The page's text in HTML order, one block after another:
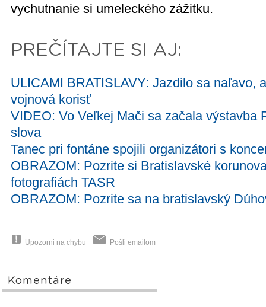
vychutnanie si umeleckého zážitku.
PREČÍTAJTE SI AJ:
ULICAMI BRATISLAVY: Jazdilo sa naľavo,
vojnová korisť
VIDEO: Vo Veľkej Mači sa začala výstavba
slova
Tanec pri fontáne spojili organizátori s
OBRAZOM: Pozrite si Bratislavské
fotografiách TASR
OBRAZOM: Pozrite sa na bratislavský
Upozorni na chybu Pošli emailom
Komentáre